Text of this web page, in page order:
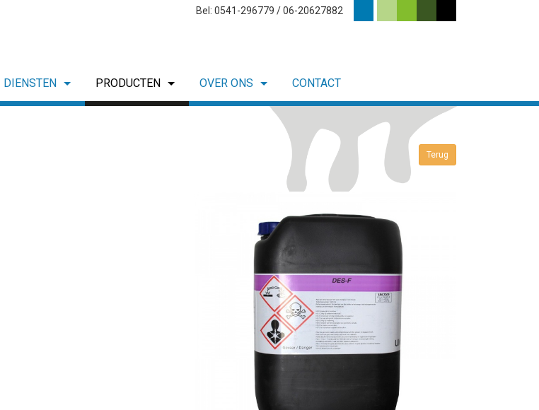
Bel: 0541-296779 / 06-20627882
DIENSTEN PRODUCTEN OVER ONS CONTACT